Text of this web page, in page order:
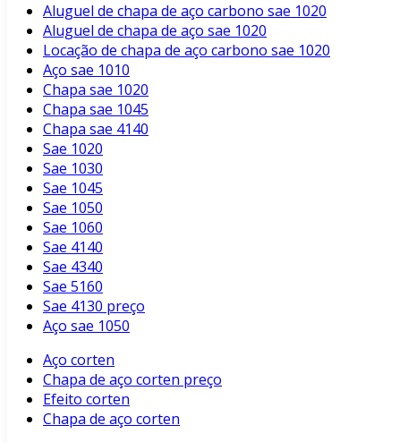
Aluguel de chapa de aço carbono sae 1020
Aluguel de chapa de aço sae 1020
Locação de chapa de aço carbono sae 1020
Aço sae 1010
Chapa sae 1020
Chapa sae 1045
Chapa sae 4140
Sae 1020
Sae 1030
Sae 1045
Sae 1050
Sae 1060
Sae 4140
Sae 4340
Sae 5160
Sae 4130 preço
Aço sae 1050
Aço corten
Chapa de aço corten preço
Efeito corten
Chapa de aço corten